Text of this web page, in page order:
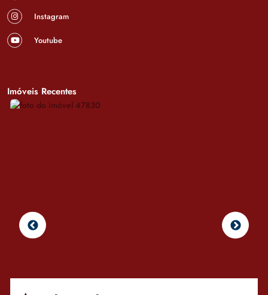
Instagram
Youtube
Imóveis Recentes